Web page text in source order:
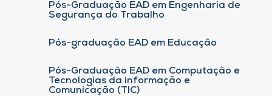
Pós-Graduação EAD em Engenharia de
Segurança do Trabalho
Pós-graduação EAD em Educação
Pós-Graduação EAD em Computação e
Tecnologias da informação e
Comunicação (TIC)